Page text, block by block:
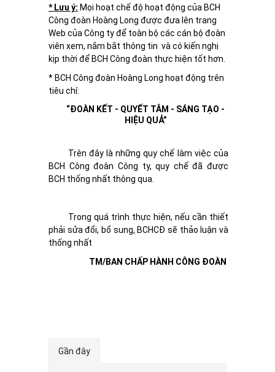
* Lưu ý: Mọi hoạt chế độ hoạt động của BCH
Công đoàn Hoàng Long được đưa lên trang
Web của Công ty để toàn bộ các cán bộ đoàn
viên xem, nắm bắt thông tin và có kiến nghị
kịp thời để BCH Công đoàn thực hiện tốt hơn.
* BCH Công đoàn Hoàng Long hoạt động trên
tiêu chí:
“ĐOÀN KẾT - QUYẾT TÂM - SÁNG TẠO -
HIỆU QUẢ”
Trên đây là những quy chế làm việc của
BCH Công đoàn Công ty, quy chế đã được
BCH thống nhất thông qua.
Trong quá trình thực hiện, nếu cần thiết
phải sửa đổi, bổ sung, BCHCĐ sẽ thảo luận và
thống nhất
TM/BAN CHẤP HÀNH CÔNG ĐOÀN
Gần đây